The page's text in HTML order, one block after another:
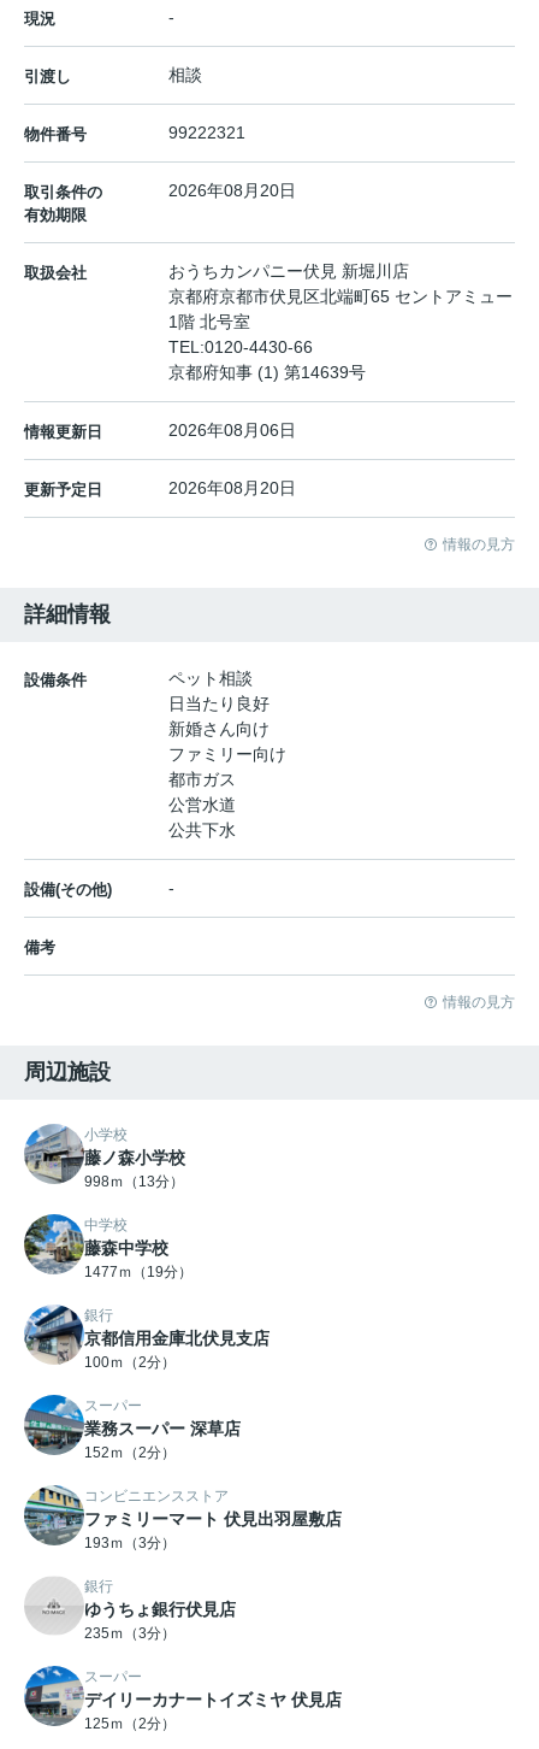
現況 -
引渡し 相談
物件番号 99222321
取引条件の
有効期限
2026年08月20日
取扱会社
おうちカンパニー伏見 新堀川店
京都府京都市伏見区北端町65 セントアミュー
1階 北号室
TEL:0120-4430-66
京都府知事 (1) 第14639号
情報更新日 2026年08月06日
更新予定日 2026年08月20日
情報の見方
詳細情報
設備条件
ペット相談
日当たり良好
新婚さん向け
ファミリー向け
都市ガス
公営水道
公共下水
設備(その他) -
備考
情報の見方
周辺施設
小学校
藤ノ森小学校
998ｍ（13分）
中学校
藤森中学校
1477ｍ（19分）
銀行
京都信用金庫北伏見支店
100ｍ（2分）
スーパー
業務スーパー 深草店
152ｍ（2分）
コンビニエンスストア
ファミリーマート 伏見出羽屋敷店
193ｍ（3分）
銀行
ゆうちょ銀行伏見店
235ｍ（3分）
スーパー
デイリーカナートイズミヤ 伏見店
125ｍ（2分）